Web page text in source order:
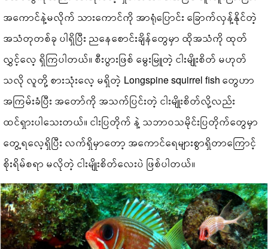
အကောင်နဲ့မလိုက် သားကောင်ကို အာရုံပြောင်း ခြောက်လှန့်နိုင်တဲ့
အသံတုတစ်ခု ပါရှိပြီး ညနေစောင်းချိန်တွေမှာ ထိုအသံကို ထုတ်
လွှင့်လေ့ ရှိကြပါတယ်။ ‌စီးပွားဖြစ် မွေးမြူတဲ့ ငါးမျိုးစိတ် မဟုတ်
သလို လူတို့ စားသုံးလေ့ မရှိတဲ့ Longspine squirrel fish တွေဟာ
အကြမ်းခံပြီး အတော်ကို အသက်ပြင်းတဲ့ ငါးမျိုးစိတ်လို့လည်း
ထင်ရှားပါသေးတယ်။ ငါးပြတိုက် နဲ့ သဘာဝသမိုင်းပြတိုက်တွေမှာ
တွေ့ရလေ့ရှိပြီး လက်ရှိမှာတော့ အကောင်ရေများစွာရှိတာကြောင့်
စိုးရိမ်စရာ မလိုတဲ့ ငါးမျိုးစိတ်လေးပဲ ဖြစ်ပါတယ်။